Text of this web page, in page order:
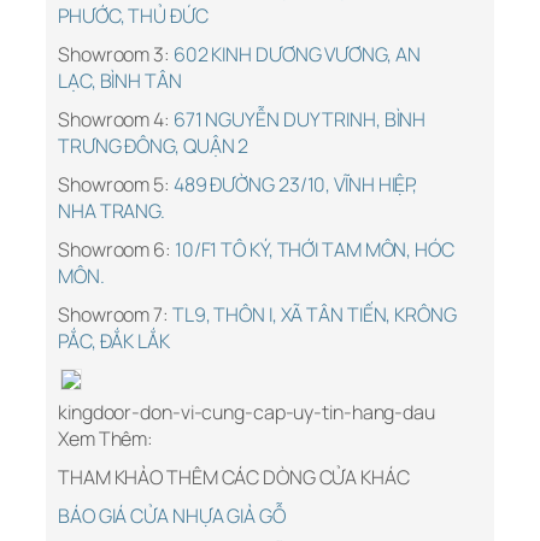
PHƯỚC, THỦ ĐỨC
Showroom 3: 602 KINH DƯƠNG VƯƠNG, AN
LẠC, BÌNH TÂN
Showroom 4: 671 NGUYỄN DUY TRINH, BÌNH
TRƯNG ĐÔNG, QUẬN 2
Showroom 5: 489 ĐƯỜNG 23/10, VĨNH HIỆP,
NHA TRANG.
Showroom 6: 10/F1 TÔ KÝ, THỚI TAM MÔN, HÓC
MÔN.
Showroom 7: TL9, THÔN I, XÃ TÂN TIẾN, KRÔNG
PẮC, ĐẮK LẮK
kingdoor-don-vi-cung-cap-uy-tin-hang-dau
Xem Thêm:
THAM KHẢO THÊM CÁC DÒNG CỬA KHÁC
BÁO GIÁ CỬA NHỰA GIẢ GỖ